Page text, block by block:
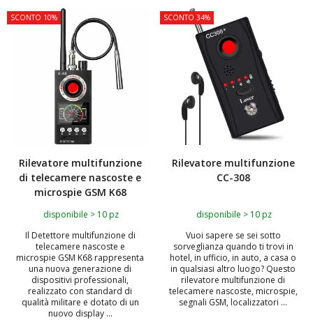
SCONTO 10%
Rilevatore multifunzione
di telecamere nascoste e
microspie GSM K68
disponibile > 10 pz
Il Detettore multifunzione di
telecamere nascoste e
microspie GSM K68 rappresenta
una nuova generazione di
dispositivi professionali,
realizzato con standard di
qualità militare e dotato di un
nuovo display ...
SCONTO 34%
Rilevatore multifunzione
CC-308
disponibile > 10 pz
Vuoi sapere se sei sotto
sorveglianza quando ti trovi in
hotel, in ufficio, in auto, a casa o
in qualsiasi altro luogo? Questo
rilevatore multifunzione di
telecamere nascoste, microspie,
segnali GSM, localizzatori ...